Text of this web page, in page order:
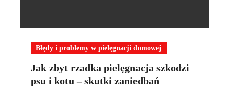
Błędy i problemy w pielęgnacji domowej
Jak zbyt rzadka pielęgnacja szkodzi
psu i kotu – skutki zaniedbań